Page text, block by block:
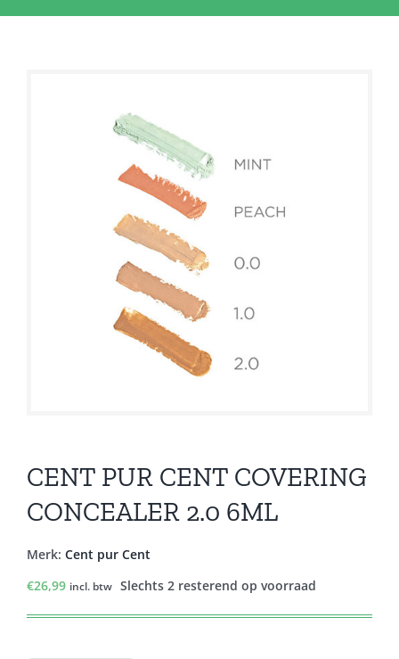
CENT PUR CENT COVERING
CONCEALER 2.0 6ML
Merk: Cent pur Cent
€26,99 incl. btw Slechts 2 resterend op voorraad